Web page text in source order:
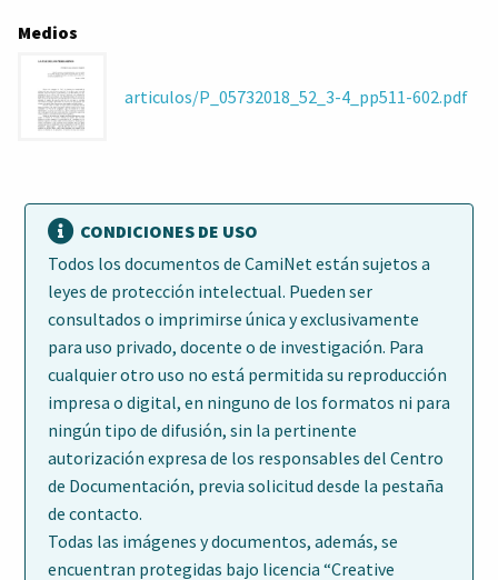
Medios
articulos/P_05732018_52_3-4_pp511-602.pdf
CONDICIONES DE USO
Todos los documentos de CamiNet están sujetos a
leyes de protección intelectual. Pueden ser
consultados o imprimirse única y exclusivamente
para uso privado, docente o de investigación. Para
cualquier otro uso no está permitida su reproducción
impresa o digital, en ninguno de los formatos ni para
ningún tipo de difusión, sin la pertinente
autorización expresa de los responsables del Centro
de Documentación, previa solicitud desde la pestaña
de contacto.
Todas las imágenes y documentos, además, se
encuentran protegidas bajo licencia “Creative